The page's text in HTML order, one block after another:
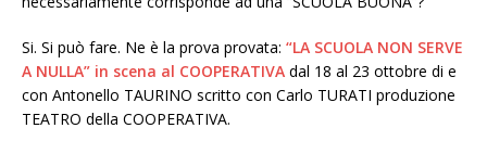
Si. Si può fare. Ne è la prova provata: “LA SCUOLA NON SERVE
A NULLA” in scena al COOPERATIVA dal 18 al 23 ottobre di e
con Antonello TAURINO scritto con Carlo TURATI produzione
TEATRO della COOPERATIVA.